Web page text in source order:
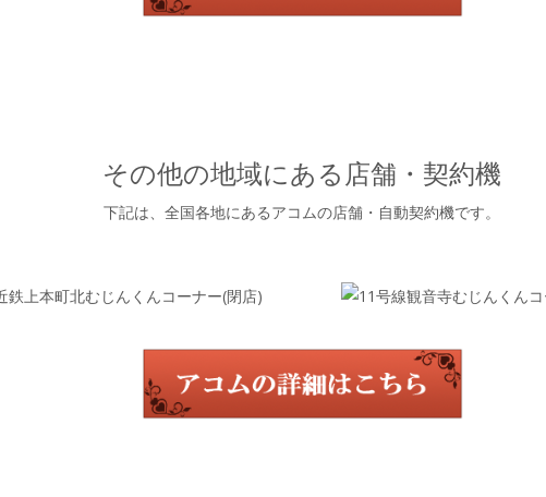
その他の地域にある店舗・契約機
下記は、全国各地にあるアコムの店舗・自動契約機です。